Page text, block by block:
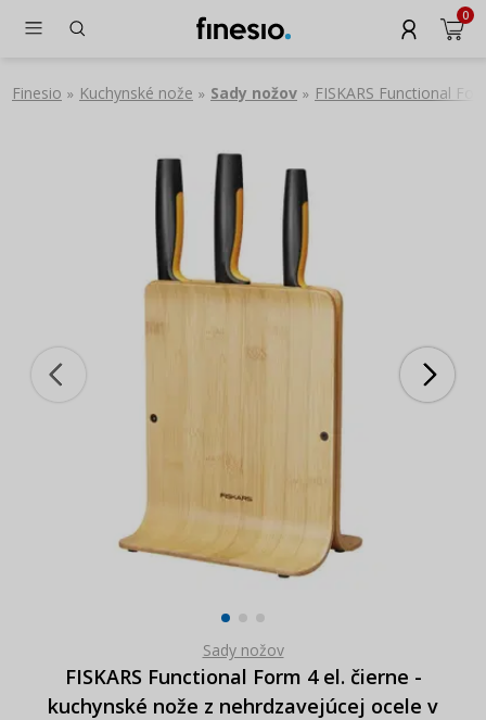
0
Finesio » Kuchynské nože » Sady nožov » FISKARS Functional
Sady nožov
FISKARS Functional Form 4 el. čierne -
kuchynské nože z nehrdzavejúcej ocele v